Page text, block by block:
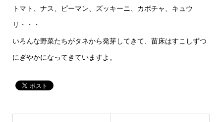
トマト、ナス、ピーマン、ズッキーニ、カボチャ、キュウ
リ・・・
いろんな野菜たちがタネから発芽してきて、苗床はすこしずつ
にぎやかになってきていますよ。